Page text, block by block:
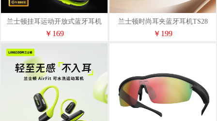
兰士顿挂耳运动开放式蓝牙耳机
TS19
￥169
兰士顿时尚耳夹蓝牙耳机TS28
￥199